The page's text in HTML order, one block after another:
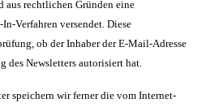
aus rechtlichen Gründen eine
Verfahren versendet. Diese
ob der Inhaber der E-Mail-Adresse
des Newsletters autorisiert hat.
speichern wir ferner die vom Internet-